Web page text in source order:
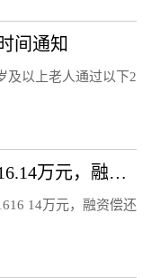
间通知
及以上老人通过以下2
招标股份：8月1日融资买入1616.14万元，融资融券余额8902.62万元
14万元，融资偿还